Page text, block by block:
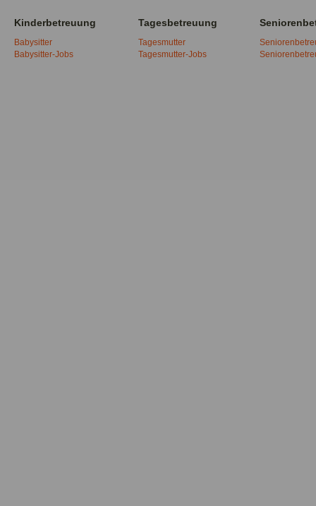
Kinderbetreuung
Babysitter
Babysitter-Jobs
Tagesbetreuung
Tagesmutter
Tagesmutter-Jobs